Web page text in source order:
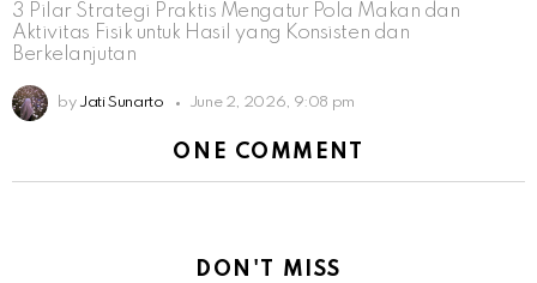
3 Pilar Strategi Praktis Mengatur Pola Makan dan
Aktivitas Fisik untuk Hasil yang Konsisten dan
Berkelanjutan
by Jati Sunarto June 2, 2026, 9:08 pm
ONE COMMENT
DON'T MISS